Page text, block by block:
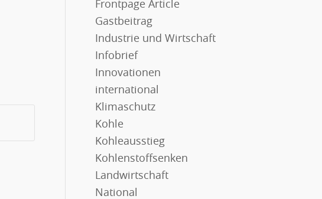
Frontpage Article
Gastbeitrag
Industrie und Wirtschaft
Infobrief
Innovationen
international
Klimaschutz
Kohle
Kohleausstieg
Kohlenstoffsenken
Landwirtschaft
National